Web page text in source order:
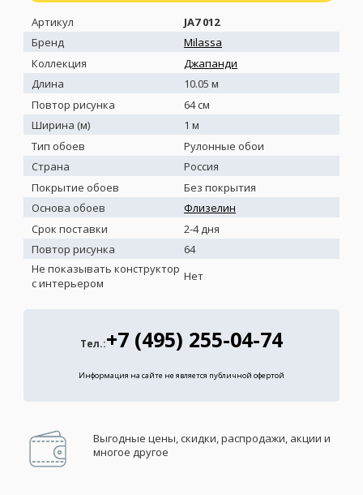
Артикул
JA7 012
Бренд
Milassa
Коллекция
Джапанди
Длина
10.05 м
Повтор рисунка
64 см
Ширина (м)
1 м
Тип обоев
Рулонные обои
Страна
Россия
Покрытие обоев
Без покрытия
Основа обоев
Флизелин
Срок поставки
2-4 дня
Повтор рисунка
64
Не показывать конструктор
с интерьером
Нет
Тел.:+7 (495) 255-04-74
Информация на сайте не является публичной офертой
Выгодные цены, скидки, распродажи, акции и
многое другое